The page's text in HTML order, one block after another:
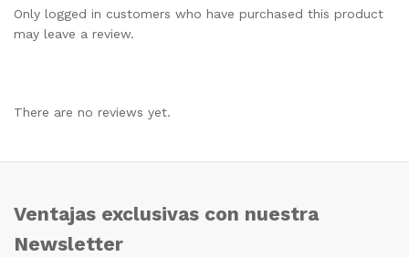
Only logged in customers who have purchased this product
may leave a review.
There are no reviews yet.
Ventajas exclusivas con nuestra
Newsletter